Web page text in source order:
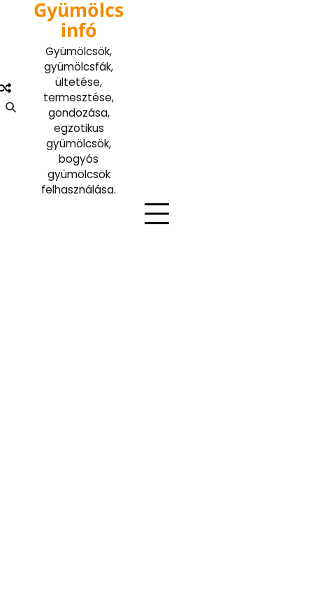
Gyümölcs
infó
Gyümölcsök,
gyümölcsfák,
ültetése,
termesztése,
gondozása,
egzotikus
gyümölcsök,
bogyós
gyümölcsök
felhasználása.